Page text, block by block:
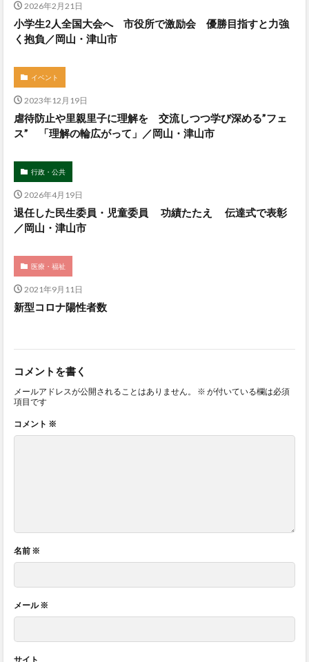
2026年2月21日
小学生2人全国大会へ 市役所で激励会 優勝目指すと力強
く抱負／岡山・津山市
イベント
2023年12月19日
虐待防止や里親里子に理解を 交流しつつ学び深める”フェ
ス” 「理解の輪広がって」／岡山・津山市
行政・公共
2026年4月19日
退任した民生委員・児童委員 功績たたえ 伝達式で表彰
／岡山・津山市
医療・福祉
2021年9月11日
新型コロナ陽性者数
コメントを書く
メールアドレスが公開されることはありません。 ※ が付いている欄は必須
項目です
コメント ※
名前 ※
メール※
サイト